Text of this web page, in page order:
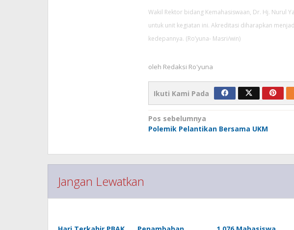
Wakil Rektor bidang Kemahasiswaan, Dr. Hj. Nurul
untuk unit kegiatan ini. Akreditasi diharapkan
kedepannya. (Ro’yuna- Masri/win)
oleh Redaksi Ro'yuna
Ikuti Kami Pada
Navigasi
pos
Pos sebelumnya
Polemik Pelantikan Bersama UKM
Jangan Lewatkan